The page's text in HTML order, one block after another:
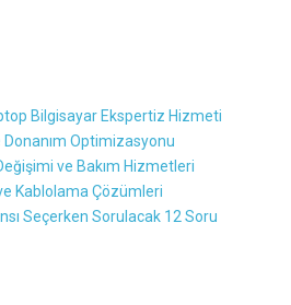
Bilgisayar Ekspertiz Hizmeti
Optimizasyonu
ve Bakım Hizmetleri
Kablolama Çözümleri
Seçerken Sorulacak 12 Soru